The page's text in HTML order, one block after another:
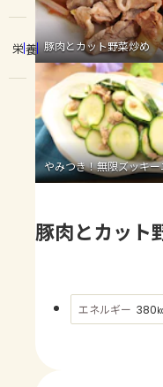
レシピ
トーク
よくあるお
お買い物
AJINOMOTO
栄養 豚肉とカット野菜炒め
やみつき！無限ズッキー
豚肉とカット
エネルギー 380